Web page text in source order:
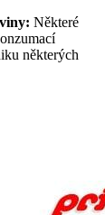
Některé
některých